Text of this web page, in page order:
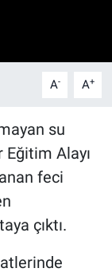
A- A+
su
Alayı
feci
çıktı.